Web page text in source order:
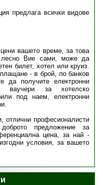
предлага всички видове
вашето време, за това
лесно Вие сами, може да
билет, хотел или круиз.
- в брой, по банков
да получите електронни
ваучери за хотелско
под наем, електронни
отлични професионалисти
предложение за
цена, за най -
условия, за вашето